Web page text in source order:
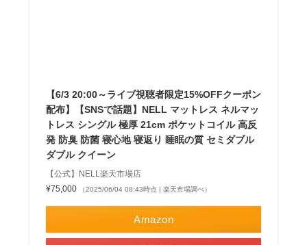
【6/3 20:00～ライブ視聴者限定15%OFFクーポン
配布】【SNSで話題】NELL マットレス ネルマッ
トレス シングル 極厚 21cm ポケットコイル 高反
発 防臭 防菌 寝心地 寝返り 睡眠の質 セミダブル
ダブル クイーン
【公式】NELL楽天市場店
¥75,000
（2025/06/04 08:43時点 | 楽天市場調べ）
Amazon